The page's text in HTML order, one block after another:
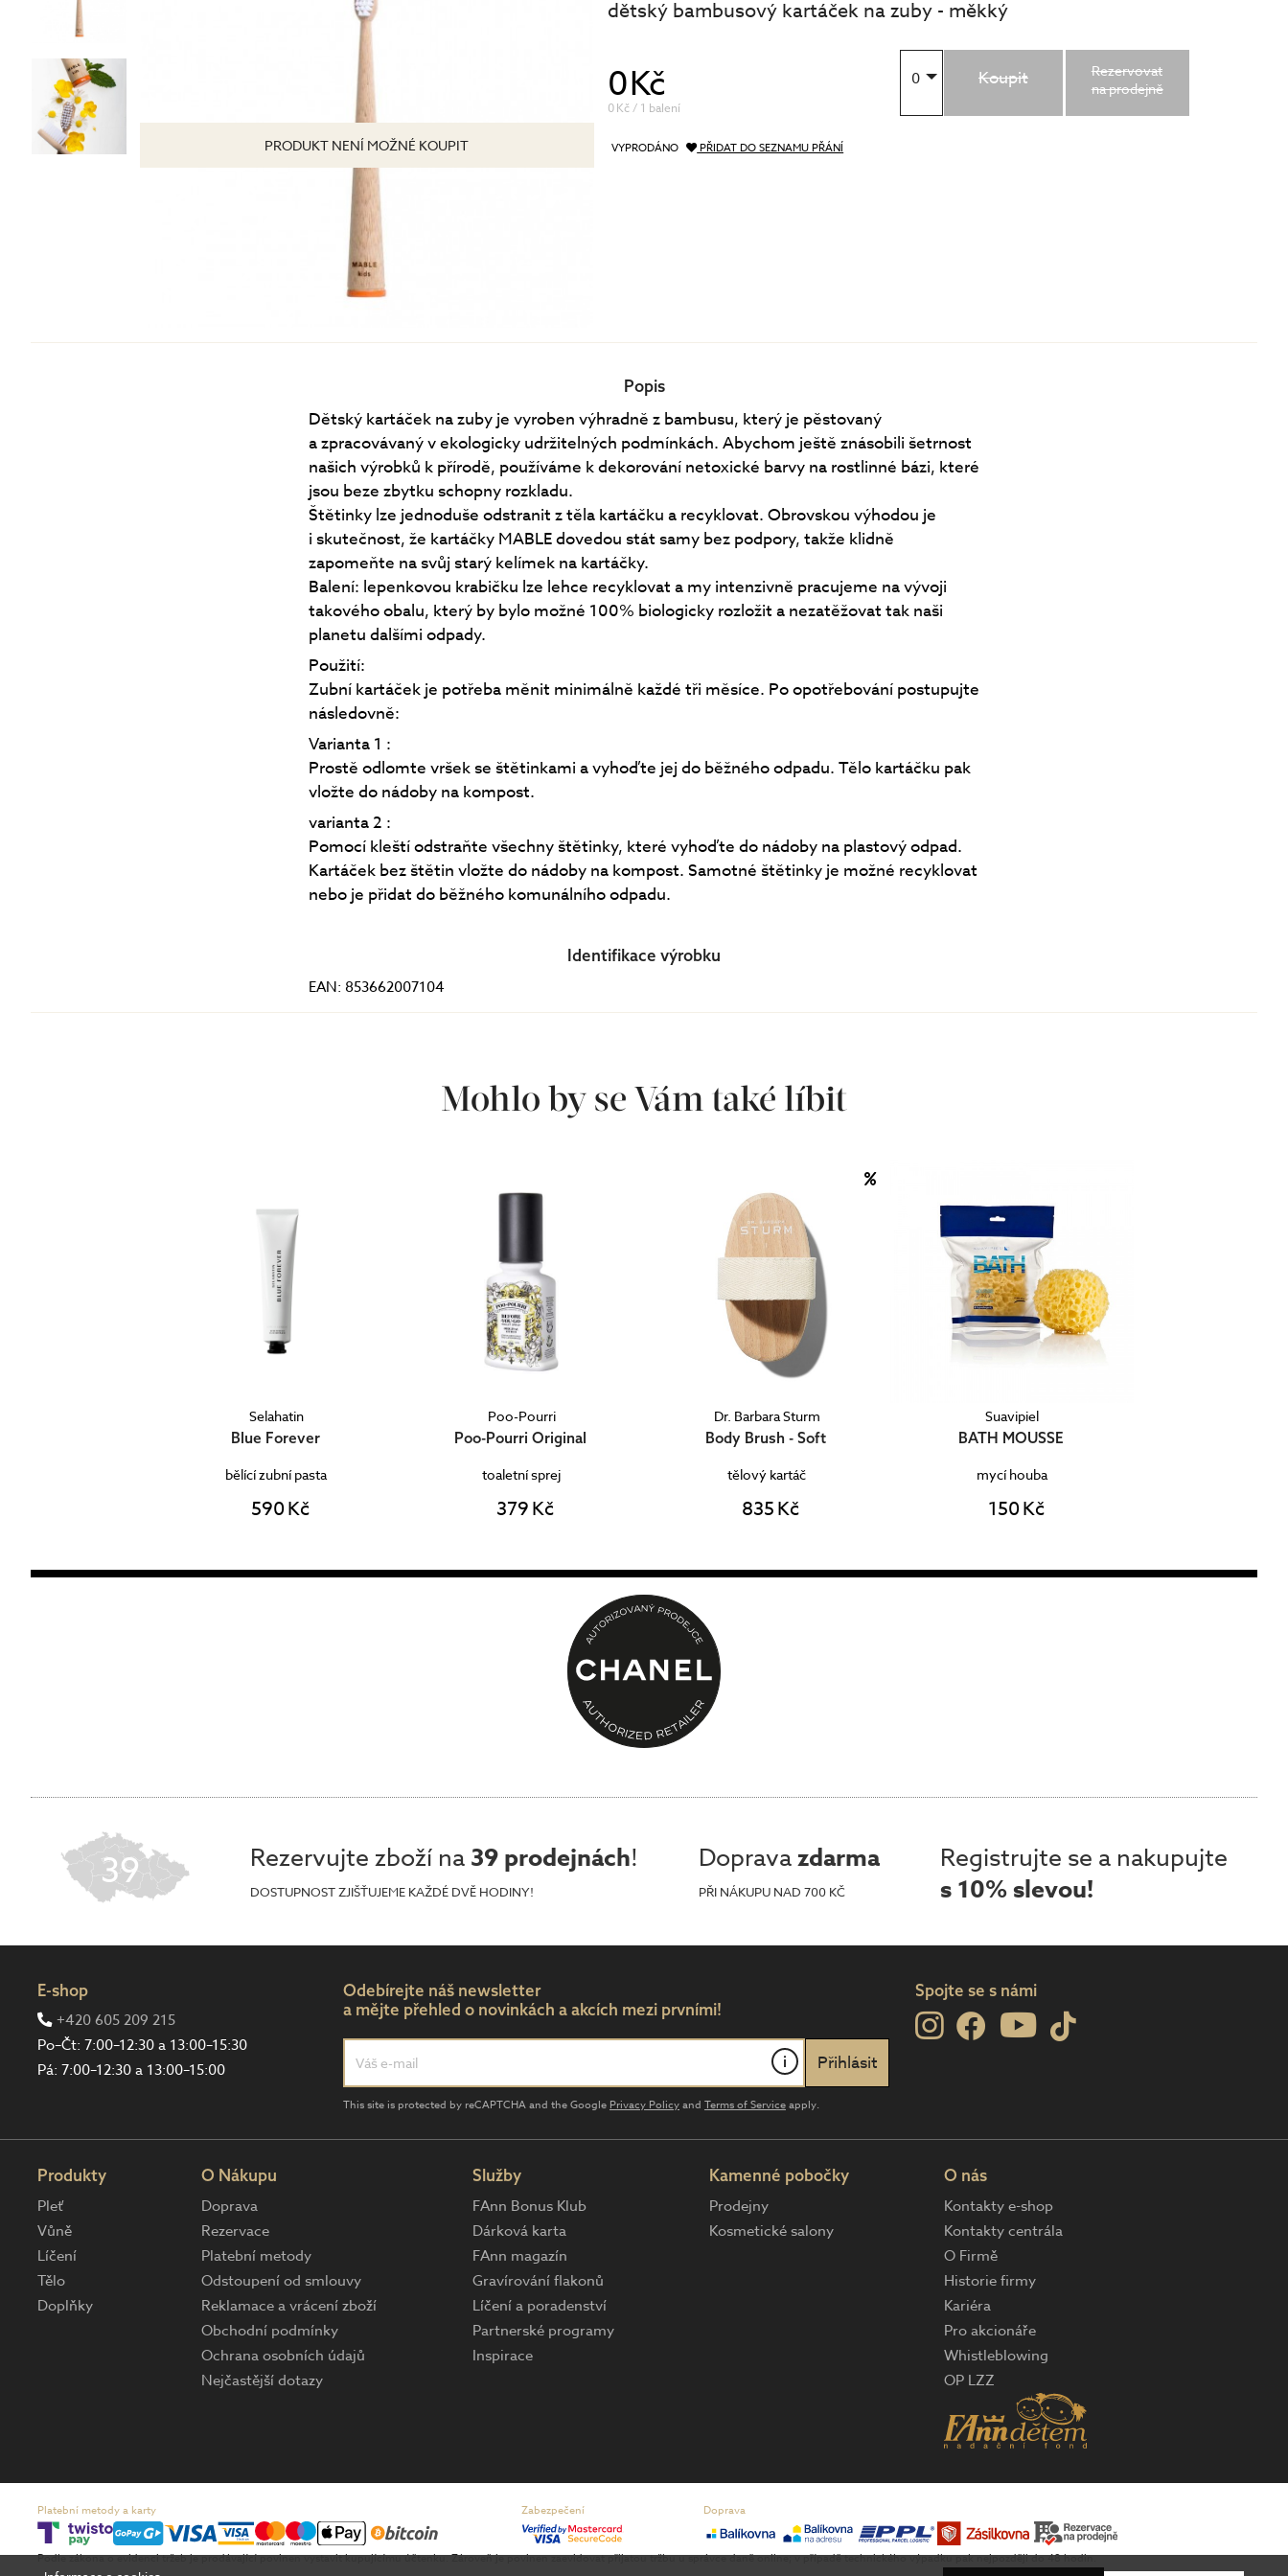
s SPF
BB/CC krémy
péče o řasy a obočí
TĚLO
DOPLŇKY
dětský bambusový kartáček na zuby - měkký
PRODUKT NENÍ MOŽNÉ KOUPIT
0 Kč
0 Kč / 1 balení
0 Koupit
Rezervovat
na prodejně
VYPRODÁNO PŘIDAT DO SEZNAMU PŘÁNÍ
Popis
Dětský kartáček na zuby je vyroben výhradně z bambusu, který je pěstovaný
a zpracovávaný v ekologicky udržitelných podmínkách. Abychom ještě znásobili šetrnost
našich výrobků k přírodě, používáme k dekorování netoxické barvy na rostlinné bázi, které
jsou beze zbytku schopny rozkladu.
Štětinky lze jednoduše odstranit z těla kartáčku a recyklovat. Obrovskou výhodou je
i skutečnost, že kartáčky MABLE dovedou stát samy bez podpory, takže klidně
zapomeňte na svůj starý kelímek na kartáčky.
Balení: lepenkovou krabičku lze lehce recyklovat a my intenzivně pracujeme na vývoji
takového obalu, který by bylo možné 100% biologicky rozložit a nezatěžovat tak naši
planetu dalšími odpady.
Použití:
Zubní kartáček je potřeba měnit minimálně každé tři měsíce. Po opotřebování postupujte
následovně:
Varianta 1 :
Prostě odlomte vršek se štětinkami a vyhoďte jej do běžného odpadu. Tělo kartáčku pak
vložte do nádoby na kompost.
varianta 2 :
Pomocí kleští odstraňte všechny štětinky, které vyhoďte do nádoby na plastový odpad.
Kartáček bez štětin vložte do nádoby na kompost. Samotné štětinky je možné recyklovat
nebo je přidat do běžného komunálního odpadu.
Identifikace výrobku
EAN: 853662007104
Mohlo by se Vám také líbit
Selahatin
Blue Forever
bělící zubní pasta
590 Kč
Poo-Pourri
Poo-Pourri Original
toaletní sprej
379 Kč
Dr. Barbara Sturm
Body Brush - Soft
tělový kartáč
835 Kč
Suavipiel
BATH MOUSSE
mycí houba
150 Kč
39 Rezervujte zboží na 39 prodejnách!
DOSTUPNOST ZJIŠŤUJEME KAŽDÉ DVĚ HODINY!
Dopravazdarma
PŘI NÁKUPU NAD 700 KČ
Registrujte se a nakupujte
s 10% slevou!
E-shop
+420 605 209 215
Po–Čt: 7:00–12:30 a 13:00–15:30
Pá: 7:00–12:30 a 13:00–15:00
Odebírejte náš newsletter
a mějte přehled o novinkách a akcích mezi prvními!
i
This site is protected by reCAPTCHA and the Google Privacy Policyand Terms of Serviceapply.
Spojte se s námi
Produkty
Pleť
Vůně
Líčení
Tělo
Doplňky
O Nákupu
Doprava
Rezervace
Platební metody
Odstoupení od smlouvy
Reklamace a vrácení zboží
Obchodní podmínky
Ochrana osobních údajů
Nejčastější dotazy
Služby
FAnn Bonus Klub
Dárková karta
FAnn magazín
Gravírování flakonů
Líčení a poradenství
Partnerské programy
Inspirace
Kamenné pobočky
Prodejny
Kosmetické salony
O nás
Kontakty e-shop
Kontakty centrála
O Firmě
Historie firmy
Kariéra
Pro akcionáře
Whistleblowing
OP LZZ
Platební metody a karty Zabezpečení Doprava
Podle zákona o evidenci tržeb je prodávající povinen vystavit kupujícímu účtenku. Zároveň je povinen zaevidovat přijatou tržbu u správce daně online; v případě technického výpadku pak nejpozději do 48 hodin.